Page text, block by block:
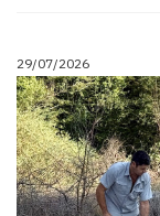
29/07/2026